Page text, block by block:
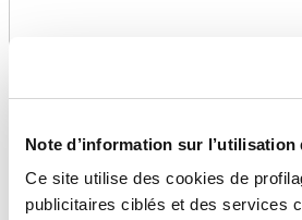
Note d’information sur l’utilisation
Ce site utilise des cookies de
publicitaires ciblés et des services